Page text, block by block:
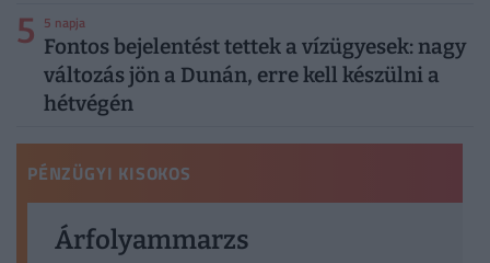
5 5 napja
Fontos bejelentést tettek a vízügyesek: nagy
változás jön a Dunán, erre kell készülni a
hétvégén
PÉNZÜGYI KISOKOS
Árfolyammarzs